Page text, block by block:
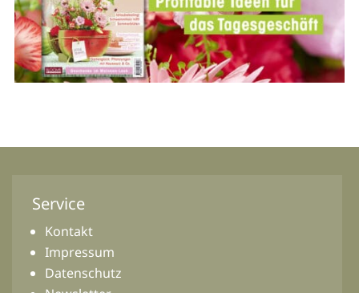
Service
Kontakt
Impressum
Datenschutz